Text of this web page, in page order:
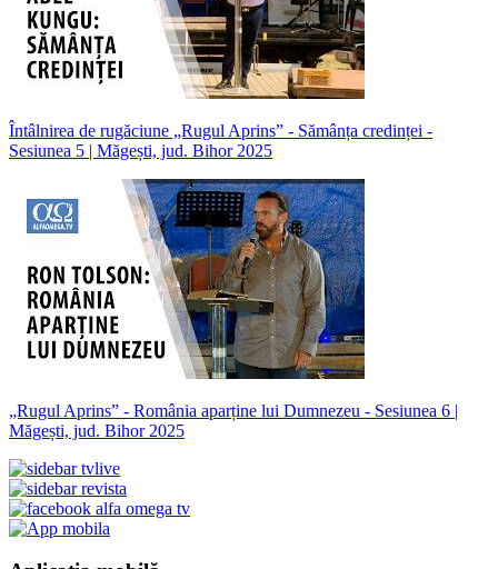
Întâlnirea de rugăciune „Rugul Aprins” - Sămânța credinței -
Sesiunea 5 | Măgești, jud. Bihor 2025
„Rugul Aprins” - România aparține lui Dumnezeu - Sesiunea 6 |
Măgești, jud. Bihor 2025